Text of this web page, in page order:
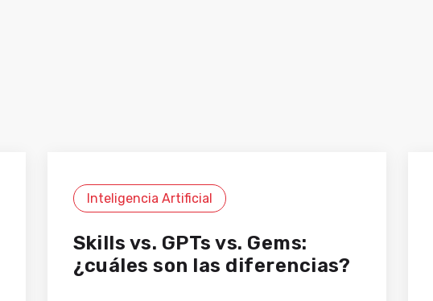
Inteligencia Artificial
Skills vs. GPTs vs. Gems:
¿cuáles son las diferencias?